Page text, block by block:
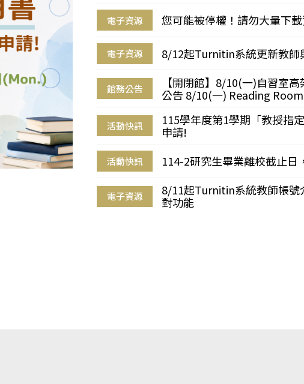
電子資源 您可能被停權！請勿大量下載
電子資源 8/12起Turnitin系統更新教師
館務公告
【開閉館】8/10(一)自習室
公告 8/10(一) Reading
活動快訊
115學年度第1學期「教授指
申請!
活動快訊 114-2研究生畢業離校截止日
電子資源
8/11起Turnitin系統教師帳號
對功能